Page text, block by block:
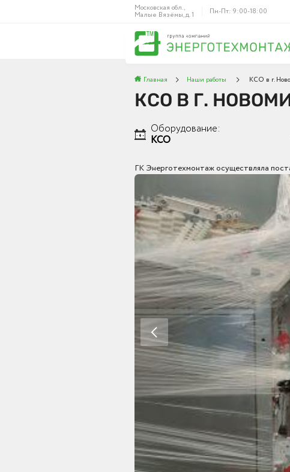
Московская обл.,
Малые Вязёмы, д. 1 Пн-Пт: 9:00-18:00
Главная Наши работы КСО в г.
КСО В Г.
Оборудование:
КСО
ГК Энерготехмонтаж осуществляла